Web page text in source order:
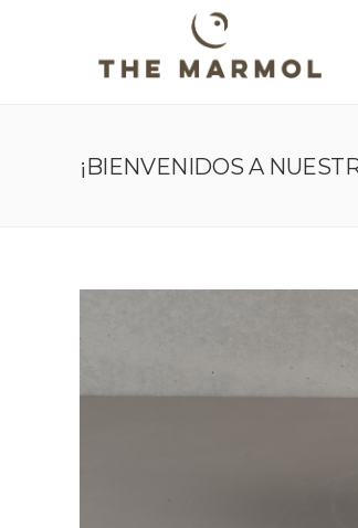
¡BIENVENIDOS A